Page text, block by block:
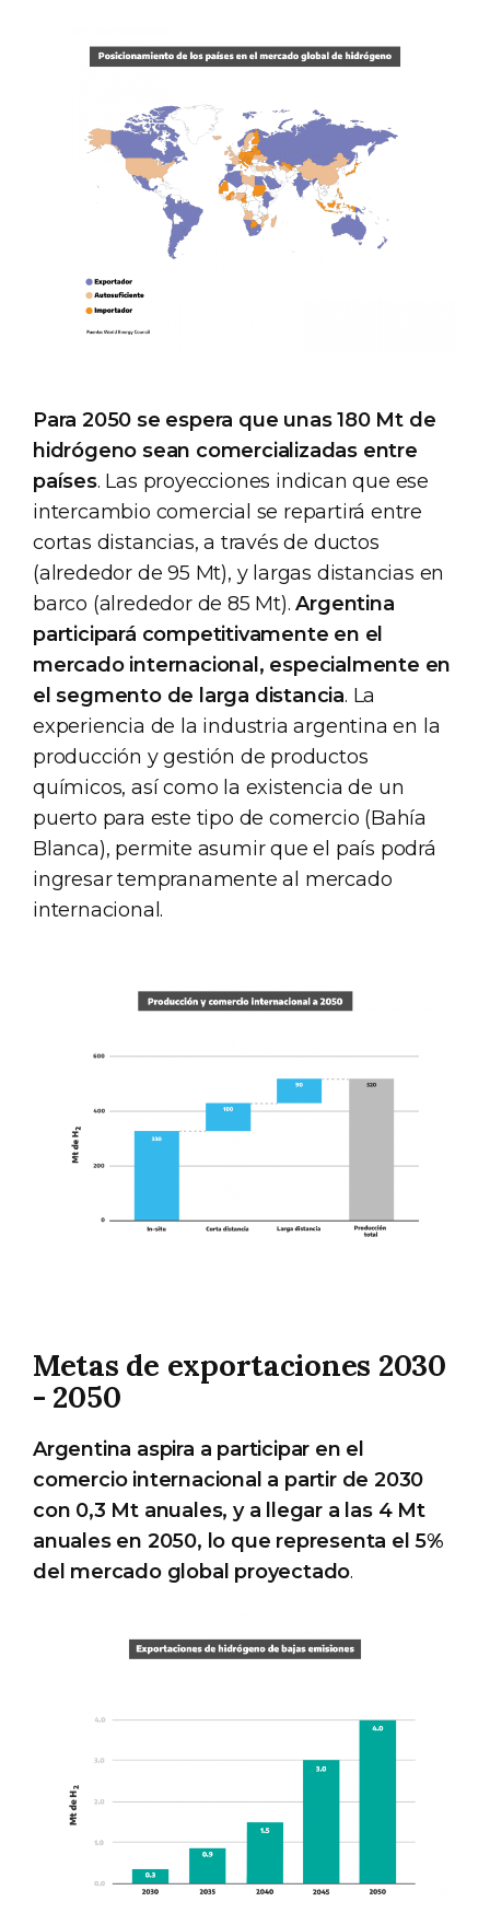
Para 2050 se espera que unas 180 Mt de
hidrógeno sean comercializadas entre
países. Las proyecciones indican que ese
intercambio comercial se repartirá entre
cortas distancias, a través de ductos
(alrededor de 95 Mt), y largas distancias en
barco (alrededor de 85 Mt).Argentina
participará competitivamente en el
mercado internacional, especialmente en
el segmento de larga distancia. La
experiencia de la industria argentina en la
producción y gestión de productos
químicos, así como la existencia de un
puerto para este tipo de comercio (Bahía
Blanca), permite asumir que el país podrá
ingresar tempranamente al mercado
internacional.
Metas de exportaciones 2030
- 2050
Argentina aspira a participar en el
comercio internacional a partir de 2030
con 0,3 Mt anuales, y a llegar a las 4 Mt
anuales en 2050, lo que representa el 5%
del mercado global proyectado.